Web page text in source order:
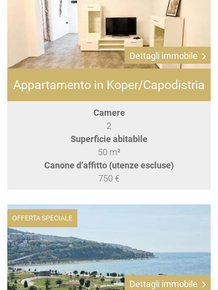
Dettagli immobile
Appartamento in Koper/Capodistria
Camere
2
Superficie abitabile
50 m²
Canone d’affitto (utenze escluse)
750 €
OFFERTA SPECIALE
Dettagli immobile